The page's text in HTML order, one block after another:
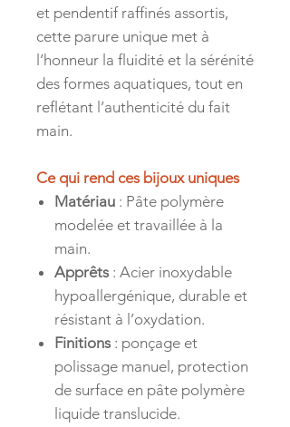
et pendentif raffinés assortis,
cette parure unique met à
l’honneur la fluidité et la sérénité
des formes aquatiques, tout en
reflétant l’authenticité du fait
main.
Ce qui rend ces bijoux uniques
Matériau : Pâte polymère
modelée et travaillée à la
main.
Apprêts : Acier inoxydable
hypoallergénique, durable et
résistant à l’oxydation.
Finitions : ponçage et
polissage manuel, protection
de surface en pâte polymère
liquide translucide.